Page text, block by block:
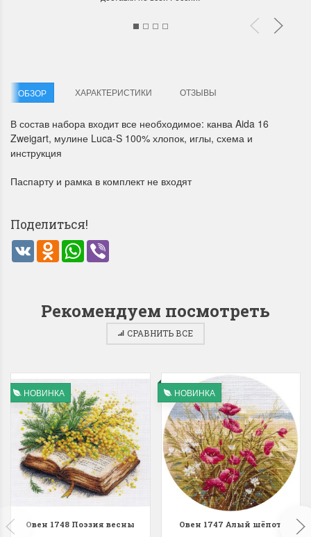
Летние Скидки
!! СКИДКА 20% ‼️ с 1 до 3 июня в
честь первого летнего дня
Анастасия Туманова
1 июня 2024 11:29
Раритеты Дим.
На сайте пополнение
Dimensions 35231
Willow Swan
(Ива-лебедь)
Хороший набор
Отличный набор, канва,
нитки и схема, всё в
отличном состоянии.
Ларина Евгения
13648USA
Bear and
(Белый
с
Красивый
Очень красивый
ОБЗОР ХАРАКТЕРИСТИКИ ОТЗЫВЫ
В состав набора входит все необходимое: канва Aida 16
Zweigart, мулине Luca-S 100% хлопок, иглы, схема и
инструкция
Паспарту и рамка в комплект не входят
Поделиться!
VK Odnoklassniki
WhatsApp
Рекомендуем посмотреть
СРАВНИТЬ ВСЕ
НОВИНКА
Овен 1748 Поэзия весны
НОВИНКА
Овен 1747 Алый шёпот